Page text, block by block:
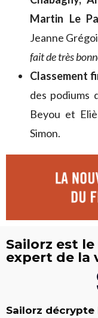
Martin Le
Jeanne
fait de très
Classement
des podiums
Beyou et
Simon.
Sailorz est
expert de la
Sailorz